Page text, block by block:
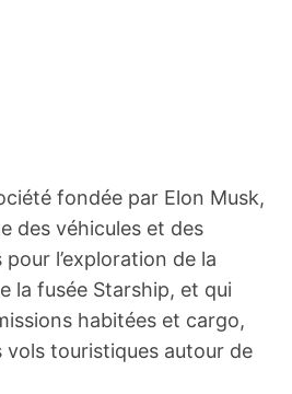
fondée par Elon Musk,
des véhicules et des
l’exploration de la
la fusée Starship, et qui
habitées et cargo,
vols touristiques autour de